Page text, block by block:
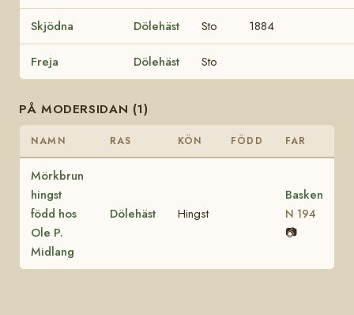
Skjödna Dölehäst Sto 1884
Freja Dölehäst Sto
PÅ MODERSIDAN (1)
NAMN RAS KÖN FÖDD FAR
Mörkbrun
hingst
född hos
Ole P.
Midlang
Dölehäst Hingst
Basken
N 194
📷